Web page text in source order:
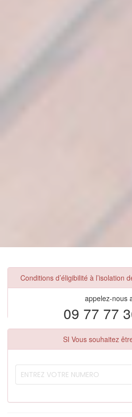
Conditions d’éligibilité à l’isolation
appelez-nous
09 77 77
SI Vous souhaitez